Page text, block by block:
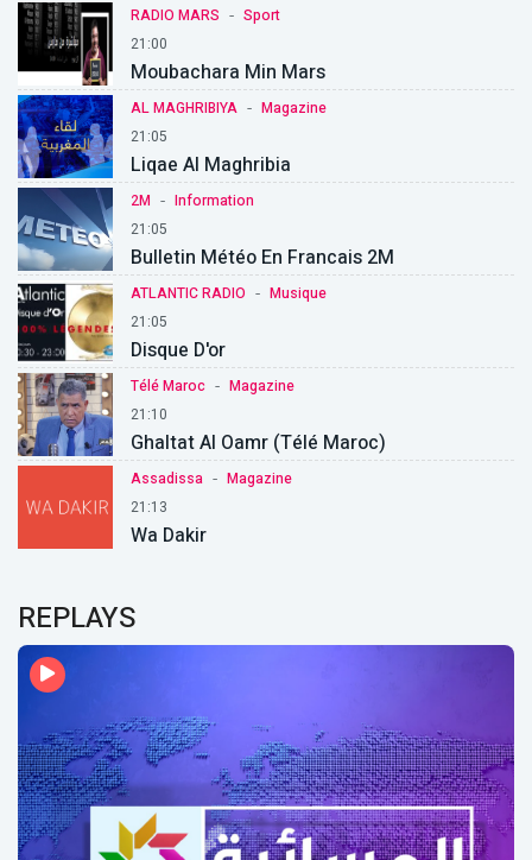
RADIO MARS - Sport
21:00
Moubachara Min Mars
AL MAGHRIBIYA - Magazine
21:05
Liqae Al Maghribia
2M - Information
21:05
Bulletin Météo En Francais 2M
ATLANTIC RADIO - Musique
21:05
Disque D'or
Télé Maroc - Magazine
21:10
Ghaltat Al Oamr (Télé Maroc)
Assadissa - Magazine
21:13
Wa Dakir
REPLAYS